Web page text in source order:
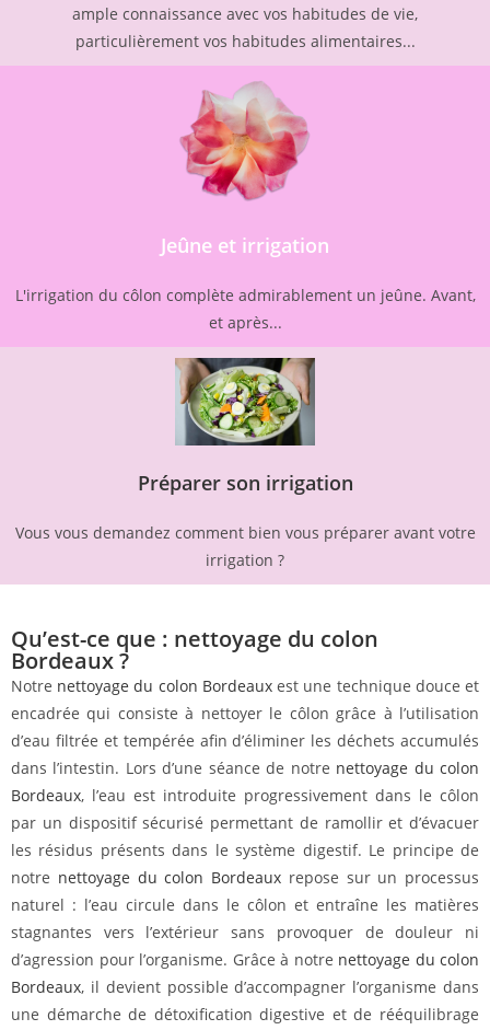
ample connaissance avec vos habitudes de vie,
particulièrement vos habitudes alimentaires...
Jeûne et irrigation
L'irrigation du côlon complète admirablement un jeûne. Avant,
et après...
Préparer son irrigation
Vous vous demandez comment bien vous préparer avant votre
irrigation ?
Qu’est-ce que : nettoyage du colon
Bordeaux ?
Notre nettoyage du colon Bordeauxest une technique douce et
encadrée qui consiste à nettoyer le côlon grâce à l’utilisation
d’eau filtrée et tempérée afin d’éliminer les déchets accumulés
dans l’intestin. Lors d’une séance de notre nettoyage du colon
Bordeaux, l’eau est introduite progressivement dans le côlon
par un dispositif sécurisé permettant de ramollir et d’évacuer
les résidus présents dans le système digestif. Le principe de
notre nettoyage du colon Bordeaux repose sur un processus
naturel : l’eau circule dans le côlon et entraîne les matières
stagnantes vers l’extérieur sans provoquer de douleur ni
d’agression pour l’organisme. Grâce à notre nettoyage du colon
Bordeaux, il devient possible d’accompagner l’organisme dans
une démarche de détoxification digestive et de rééquilibrage